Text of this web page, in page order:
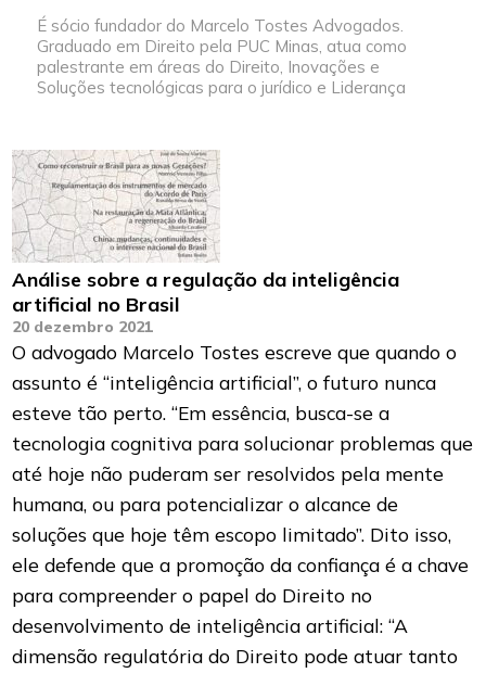
É sócio fundador do Marcelo Tostes Advogados.
Graduado em Direito pela PUC Minas, atua como
palestrante em áreas do Direito, Inovações e
Soluções tecnológicas para o jurídico e Liderança
Análise sobre a regulação da inteligência
artificial no Brasil
20 dezembro 2021
O advogado Marcelo Tostes escreve que quando o
assunto é “inteligência artificial”, o futuro nunca
esteve tão perto. “Em essência, busca-se a
tecnologia cognitiva para solucionar problemas que
até hoje não puderam ser resolvidos pela mente
humana, ou para potencializar o alcance de
soluções que hoje têm escopo limitado”. Dito isso,
ele defende que a promoção da confiança é a chave
para compreender o papel do Direito no
desenvolvimento de inteligência artificial: “A
dimensão regulatória do Direito pode atuar tanto